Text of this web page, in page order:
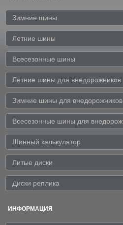
Зимние шины
Летние шины
Всесезонные шины
Летние шины для внедорожников
Зимние шины для внедорожников
Всесезонные шины для
Шинный калькулятор
Литые диски
Диски реплика
ИНФОРМАЦИЯ